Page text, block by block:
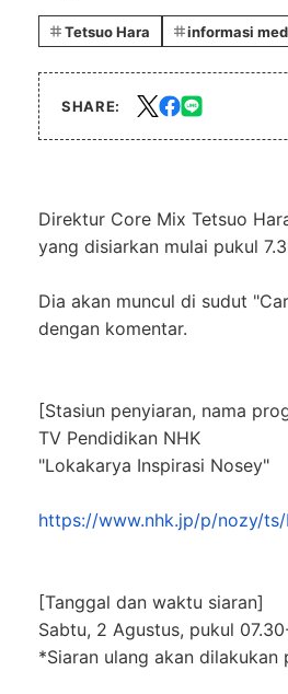
Tetsuo Hara informasi
SHARE:
Direktur Core Mix Tetsuo
yang disiarkan mulai pukul
Dia akan muncul di sudut
dengan komentar.
[Stasiun penyiaran, nama
TV Pendidikan NHK
"Lokakarya Inspirasi Nosey"
https://www.nhk.jp/p/nozy/ts/
[Tanggal dan waktu siaran]
Sabtu, 2 Agustus, pukul
*Siaran ulang akan